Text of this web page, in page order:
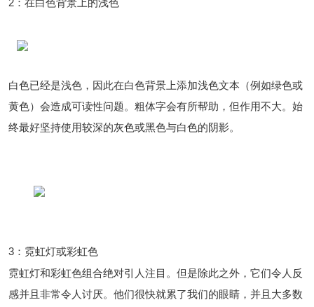
白色已经是浅色，因此在白色背景上添加浅色文本（例如绿色或
黄色）会造成可读性问题。粗体字会有所帮助，但作用不大。始
终最好坚持使用较深的灰色或黑色与白色的阴影。
3：霓虹灯或彩虹色
霓虹灯和彩虹色组合绝对引人注目。但是除此之外，它们令人反
感并且非常令人讨厌。他们很快就累了我们的眼睛，并且大多数